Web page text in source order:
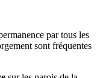
par tous les
sont fréquentes